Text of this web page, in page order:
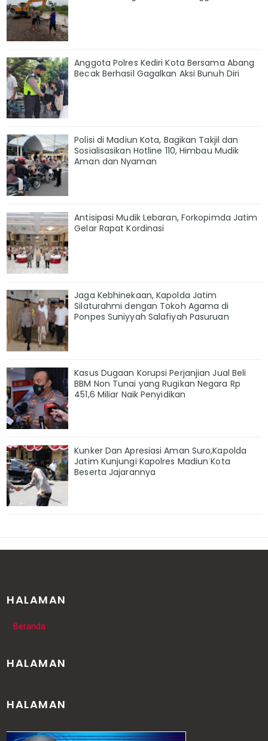
Anggota Polres Kediri Kota Bersama Abang
Becak Berhasil Gagalkan Aksi Bunuh Diri
Polisi di Madiun Kota, Bagikan Takjil dan
Sosialisasikan Hotline 110, Himbau Mudik
Aman dan Nyaman
Antisipasi Mudik Lebaran, Forkopimda Jatim
Gelar Rapat Kordinasi
Jaga Kebhinekaan, Kapolda Jatim
Silaturahmi dengan Tokoh Agama di
Ponpes Suniyyah Salafiyah Pasuruan
Kasus Dugaan Korupsi Perjanjian Jual Beli
BBM Non Tunai yang Rugikan Negara Rp
451,6 Miliar Naik Penyidikan
Kunker Dan Apresiasi Aman Suro,Kapolda
Jatim Kunjungi Kapolres Madiun Kota
Beserta Jajarannya
HALAMAN
Beranda
HALAMAN
HALAMAN